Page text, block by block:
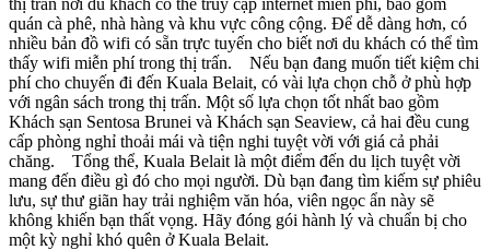
thị trấn nơi du khách có thể truy cập internet miễn phí, bao gồm
quán cà phê, nhà hàng và khu vực công cộng. Để dễ dàng hơn, có
nhiều bản đồ wifi có sẵn trực tuyến cho biết nơi du khách có thể tìm
thấy wifi miễn phí trong thị trấn. Nếu bạn đang muốn tiết kiệm chi
phí cho chuyến đi đến Kuala Belait, có vài lựa chọn chỗ ở phù hợp
với ngân sách trong thị trấn. Một số lựa chọn tốt nhất bao gồm
Khách sạn Sentosa Brunei và Khách sạn Seaview, cả hai đều cung
cấp phòng nghỉ thoải mái và tiện nghi tuyệt vời với giá cả phải
chăng. Tổng thể, Kuala Belait là một điểm đến du lịch tuyệt vời
mang đến điều gì đó cho mọi người. Dù bạn đang tìm kiếm sự phiêu
lưu, sự thư giãn hay trải nghiệm văn hóa, viên ngọc ẩn này sẽ
không khiến bạn thất vọng. Hãy đóng gói hành lý và chuẩn bị cho
một kỳ nghỉ khó quên ở Kuala Belait.